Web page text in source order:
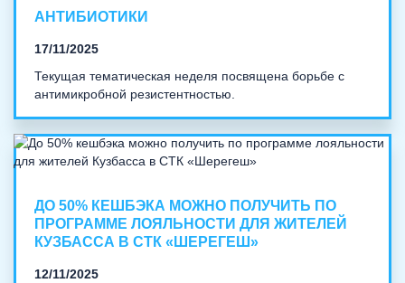
АНТИБИОТИКИ
17/11/2025
Текущая тематическая неделя посвящена борьбе с
антимикробной резистентностью.
ДО 50% КЕШБЭКА МОЖНО ПОЛУЧИТЬ ПО
ПРОГРАММЕ ЛОЯЛЬНОСТИ ДЛЯ ЖИТЕЛЕЙ
КУЗБАССА В СТК «ШЕРЕГЕШ»
12/11/2025